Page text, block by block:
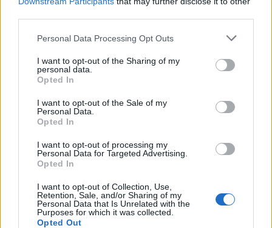
Personal Data Processing Opt Outs
I want to opt-out of the Sharing of my
personal data.
Opted In
I want to opt-out of the Sale of my
Personal Data.
Opted In
I want to opt-out of processing my
Personal Data for Targeted Advertising.
Opted In
I want to opt-out of Collection, Use,
Retention, Sale, and/or Sharing of my
Personal Data that Is Unrelated with the
Purposes for which it was collected.
Opted Out
Policia kërkon
bashkëpunimin e
identifikuar të dyshuarin
për “Vjedhje të rëndë
Pas shtyrjes së seancës
konstituive, Kurti del në
orën 12:30
Gjykata cakton një muaj
paraburgim për Egzon
Reshanin, i dyshuar për
disa vepra penale
Zemaj: Kalimi i afatit 30-
ditor mund ta zhysë
kushtetuese